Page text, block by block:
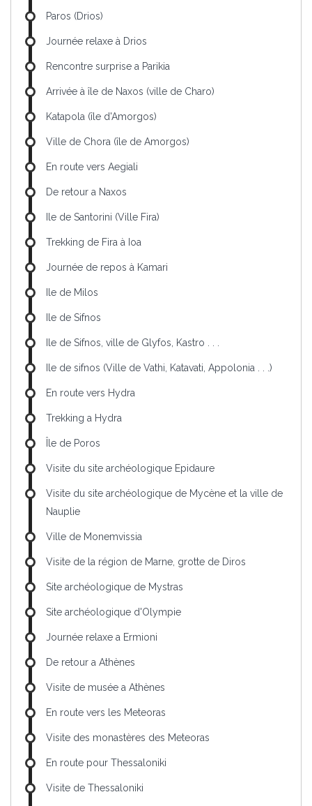
Paros (Drios)
Journée relaxe à Drios
Rencontre surprise a Parikia
Arrivée à île de Naxos (ville de Charo)
Katapola (île d'Amorgos)
Ville de Chora (île de Amorgos)
En route vers Aegiali
De retour a Naxos
Ile de Santorini (Ville Fira)
Trekking de Fira à Ioa
Journée de repos à Kamari
Ile de Milos
Ile de Sifnos
Ile de Sifnos, ville de Glyfos, Kastro . . .
Ile de sifnos (Ville de Vathi, Katavati, Appolonia . . .)
En route vers Hydra
Trekking a Hydra
Île de Poros
Visite du site archéologique Epidaure
Visite du site archéologique de Mycène et la ville de
Nauplie
Ville de Monemvissia
Visite de la région de Marne, grotte de Diros
Site archéologique de Mystras
Site archéologique d'Olympie
Journée relaxe a Ermioni
De retour a Athènes
Visite de musée a Athènes
En route vers les Meteoras
Visite des monastères des Meteoras
En route pour Thessaloniki
Visite de Thessaloniki